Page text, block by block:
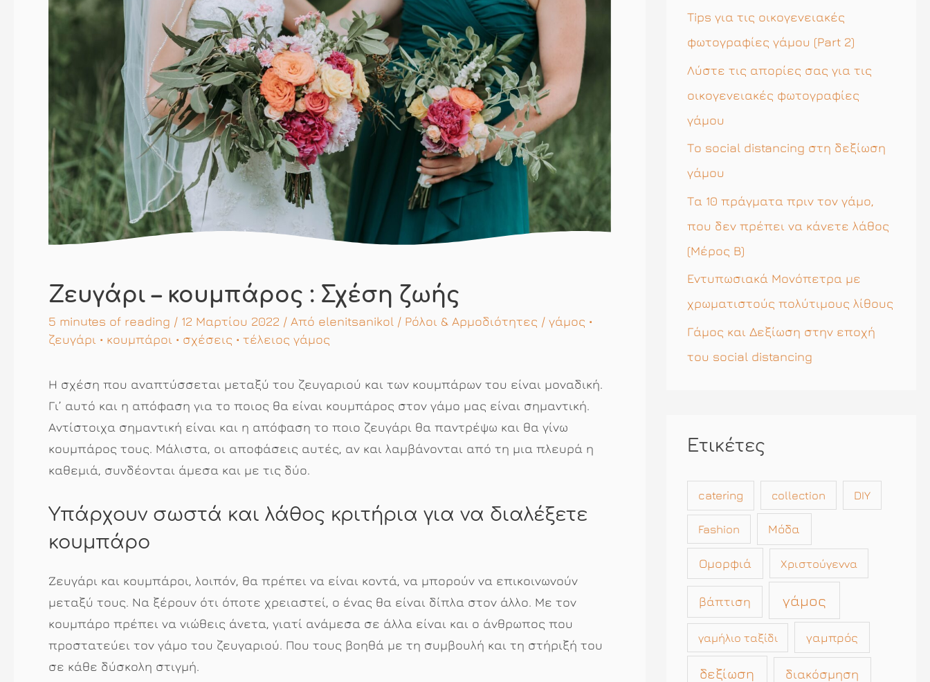
Ζευγάρι – κουμπάρος : Σχέση ζωής
5 minutes of reading / 12 Μαρτίου 2022 / Από elenitsanikol / Ρόλοι & Αρμοδιότητες / γάμος •
ζευγάρι • κουμπάροι • σχέσεις • τέλειος γάμος
Η σχέση που αναπτύσσεται μεταξύ του ζευγαριού και των κουμπάρων του είναι μοναδική.
Γι’ αυτό και η απόφαση για το ποιος θα είναι κουμπάρος στον γάμο μας είναι σημαντική.
Αντίστοιχα σημαντική είναι και η απόφαση το ποιο ζευγάρι θα παντρέψω και θα γίνω
κουμπάρος τους. Μάλιστα, οι αποφάσεις αυτές, αν και λαμβάνονται από τη μια πλευρά η
καθεμιά, συνδέονται άμεσα και με τις δύο.
Υπάρχουν σωστά και λάθος κριτήρια για να διαλέξετε
κουμπάρο
Ζευγάρι και κουμπάροι, λοιπόν, θα πρέπει να είναι κοντά, να μπορούν να επικοινωνούν
μεταξύ τους. Να ξέρουν ότι όποτε χρειαστεί, ο ένας θα είναι δίπλα στον άλλο. Με τον
κουμπάρο πρέπει να νιώθεις άνετα, γιατί ανάμεσα σε άλλα είναι και ο άνθρωπος που
προστατεύει τον γάμο του ζευγαριού. Που τους βοηθά με τη συμβουλή και τη στήριξή του
σε κάθε δύσκολη στιγμή.
η
σ
η
γ
ι
α
Tips για τις οικογενειακές
φωτογραφίες γάμου (Part 2)
Λύστε τις απορίες σας για τις
οικογενειακές φωτογραφίες
γάμου
Το social distancing στη δεξίωση
γάμου
Τα 10 πράγματα πριν τον γάμο,
που δεν πρέπει να κάνετε λάθος
(Μέρος Β)
Εντυπωσιακά Μονόπετρα με
χρωματιστούς πολύτιμους λίθους
Γάμος και Δεξίωση στην εποχή
του social distancing
Ετικέτες
catering collection DIY
Fashion Μόδα
Ομορφιά Χριστούγεννα
βάπτιση γάμος
γαμήλιο ταξίδι γαμπρός
δεξίωση διακόσμηση